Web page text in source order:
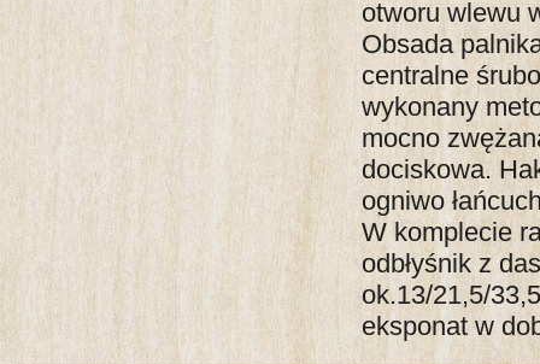
otworu wlewu
Obsada
centralne
wykonany
mocno
dociskowa.
ogniwo
W komplecie
odbłyśnik z
ok.13/21,5/
eksponat w